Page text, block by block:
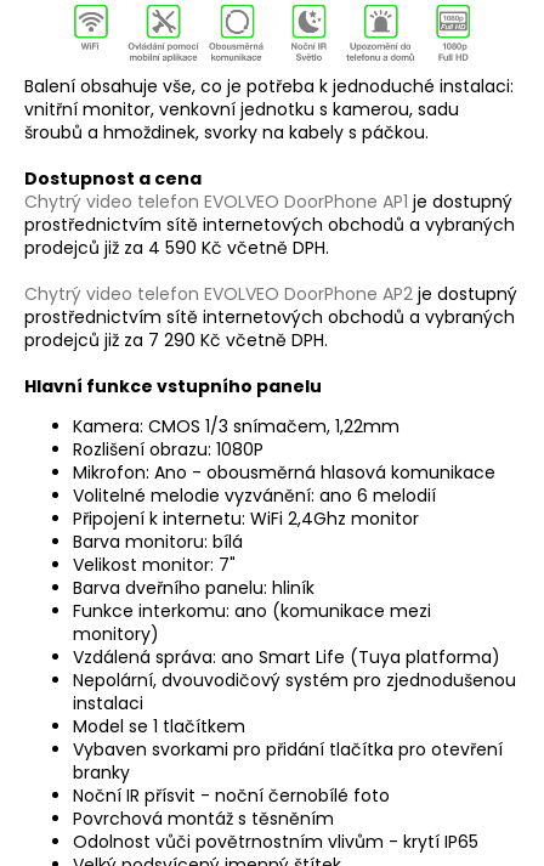
Balení obsahuje vše, co je potřeba k jednoduché instalaci:
vnitřní monitor, venkovní jednotku s kamerou, sadu
šroubů a hmoždinek, svorky na kabely s páčkou.
Dostupnost a cena
Chytrý video telefon EVOLVEO DoorPhone AP1 je dostupný
prostřednictvím sítě internetových obchodů a vybraných
prodejců již za 4 590 Kč včetně DPH.
Chytrý video telefon EVOLVEO DoorPhone AP2 je dostupný
prostřednictvím sítě internetových obchodů a vybraných
prodejců již za 7 290 Kč včetně DPH.
Hlavní funkce vstupního panelu
Kamera: CMOS 1/3 snímačem, 1,22mm
Rozlišení obrazu: 1080P
Mikrofon: Ano - obousměrná hlasová komunikace
Volitelné melodie vyzvánění: ano 6 melodií
Připojení k internetu: WiFi 2,4Ghz monitor
Barva monitoru: bílá
Velikost monitor: 7"
Barva dveřního panelu: hliník
Funkce interkomu: ano (komunikace mezi
monitory)
Vzdálená správa: ano Smart Life (Tuya platforma)
Nepolární, dvouvodičový systém pro zjednodušenou
instalaci
Model se 1 tlačítkem
Vybaven svorkami pro přidání tlačítka pro otevření
branky
Noční IR přísvit - noční černobílé foto
Povrchová montáž s těsněním
Odolnost vůči povětrnostním vlivům - krytí IP65